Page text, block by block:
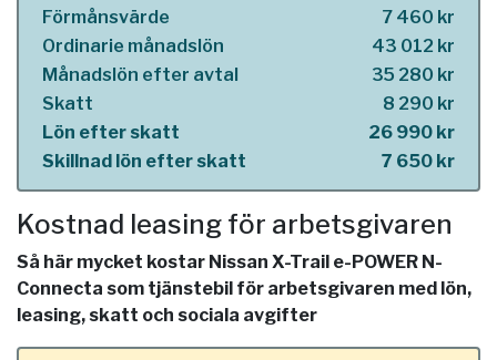
Förmånsvärde
7 460 kr
Ordinarie månadslön
43 012 kr
Månadslön efter avtal
35 280 kr
Skatt
8 290 kr
Lön efter skatt
26 990 kr
Skillnad lön efter skatt
7 650 kr
Kostnad leasing för arbetsgivaren
Så här mycket kostar Nissan X-Trail e-POWER N-
Connecta som tjänstebil för arbetsgivaren med lön,
leasing, skatt och sociala avgifter